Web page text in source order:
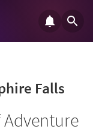
Falls